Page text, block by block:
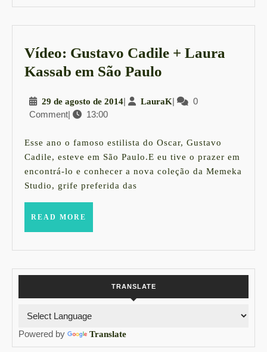
Vídeo: Gustavo Cadile + Laura
Kassab em São Paulo
Cadile
Laura
Kassab
em
29 de agosto de 201429
de
2014
| LauraKLauraK
|
0
Comment| 13:00
Esse ano o famoso estilista do Oscar, Gustavo
Cadile, esteve em São Paulo.E eu tive o prazer em
encontrá-lo e conhecer a nova coleção da Memeka
Studio, grife preferida das
READ MORE
TRANSLATE
Powered by Translate